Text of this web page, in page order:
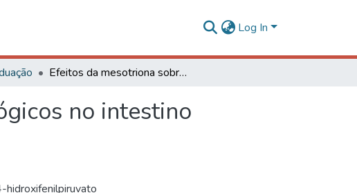
Log In
Efeitos da mesotriona sobre parâmetros histológicos no intestino delgado de ratos Wistar
no intestino
hidroxifenilpiruvato